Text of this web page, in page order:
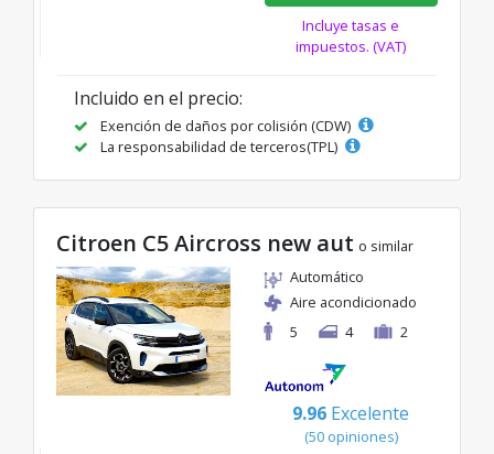
Incluye tasas e
impuestos. (VAT)
Incluido en el precio:
Exención de daños por colisión (CDW)
La responsabilidad de terceros(TPL)
Citroen C5 Aircross new aut o similar
Automático
Aire acondicionado
5
4 2
9.96 Excelente
(50 opiniones)